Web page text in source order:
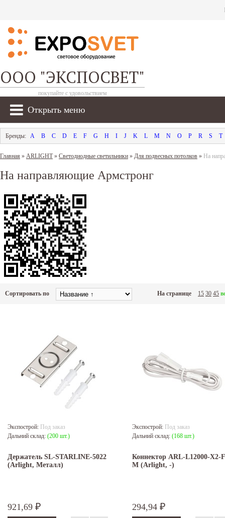
ООО "ЭКСПОСВЕТ"
покупайте с удовольствием
Открыть меню
A B C D E F G H I J K L M N O P R S T
Главная » ARLIGHT» Светодиодные светильники » Для подвесных потолков » На
На направляющие Армстронг
Сортировать по На странице 15 30 45
Экспострой: Под заказ
Дальний склад: (200 шт.)
Держатель SL-STARLINE-5022
(Arlight, Металл)
921,69 ₽
Экспострой: Под заказ
Дальний склад: (168 шт.)
Коннектор ARL-L12000-X2-
M (Arlight, -)
294,94 ₽